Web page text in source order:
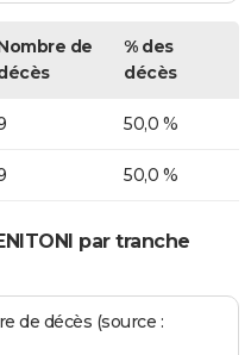
de
% des
décès
50,0 %
50,0 %
par tranche
de décès (source :